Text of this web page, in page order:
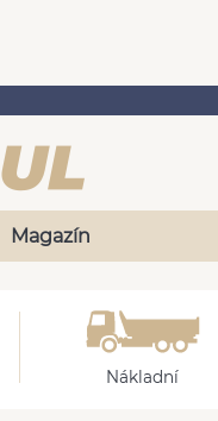
Magazín
Nákladní